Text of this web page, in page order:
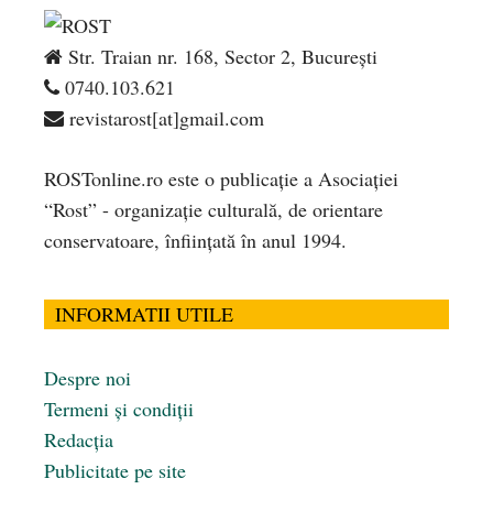
Str. Traian nr. 168, Sector 2, București
0740.103.621
revistarost[at]gmail.com
ROSTonline.ro este o publicaţie a Asociaţiei
“Rost” - organizaţie culturală, de orientare
conservatoare, înfiinţată în anul 1994.
INFORMATII UTILE
Despre noi
Termeni și condiții
Redacția
Publicitate pe site